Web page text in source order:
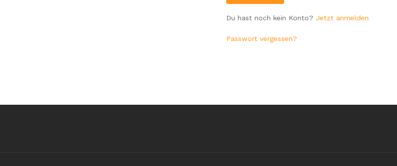
Du hast noch kein Konto? Jetzt anmelden
Passwort vergessen?